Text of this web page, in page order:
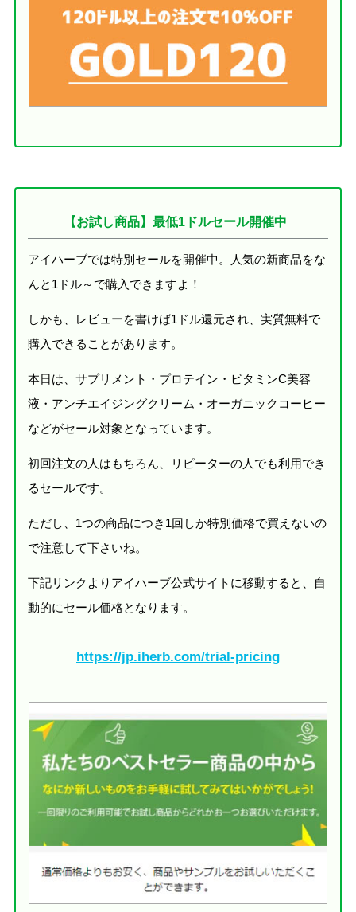
【お試し商品】最低1ドルセール開催中
アイハーブでは特別セールを開催中。人気の新商品をな
んと1ドル～で購入できますよ！
しかも、レビューを書けば1ドル還元され、実質無料で
購入できることがあります。
本日は、サプリメント・プロテイン・ビタミンC美容
液・アンチエイジングクリーム・オーガニックコーヒー
などがセール対象となっています。
初回注文の人はもちろん、リピーターの人でも利用でき
るセールです。
ただし、1つの商品につき1回しか特別価格で買えないの
で注意して下さいね。
下記リンクよりアイハーブ公式サイトに移動すると、自
動的にセール価格となります。
https://jp.iherb.com/trial-pricing